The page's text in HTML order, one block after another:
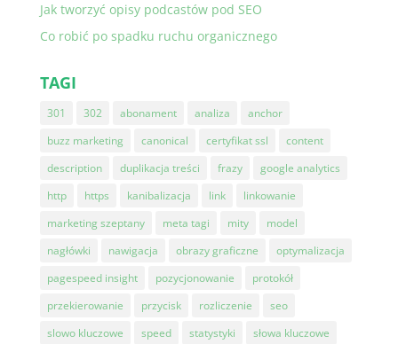
Jak tworzyć opisy podcastów pod SEO
Co robić po spadku ruchu organicznego
TAGI
301 302 abonament analiza
anchor
buzz marketing
canonical certyfikat ssl
content
description
duplikacja treści frazy
google analytics
http
https kanibalizacja link
linkowanie
marketing szeptany
meta tagi mity
model
nagłówki
nawigacja obrazy graficzne
optymalizacja
pagespeed insight
pozycjonowanie
protokół
przekierowanie
przycisk rozliczenie
seo
slowo kluczowe
speed statystyki
słowa kluczowe